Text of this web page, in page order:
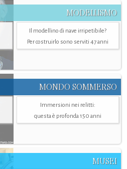
MODELLISMO
Il modellino di nave irripetibile?
Per costruirlo sono serviti 47 anni
MONDO SOMMERSO
Immersioni nei relitti:
questa è profonda 150 anni
MUSEI